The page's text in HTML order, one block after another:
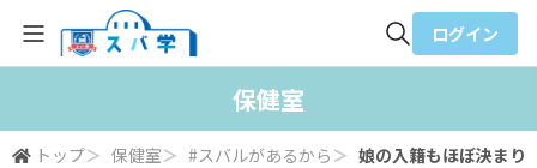
ログイン
保健室
トップ＞ 保健室＞ #スバルがあるから ＞ 娘の入籍もほぼ決まり